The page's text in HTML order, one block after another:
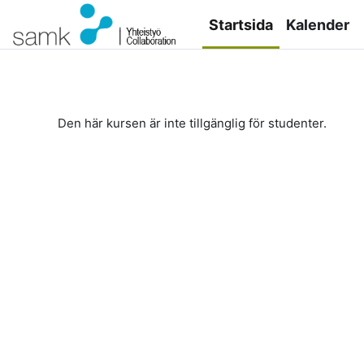
Gå direkt till huvudinnehåll
Startsida Kalender
Den här kursen är inte tillgänglig för studenter.